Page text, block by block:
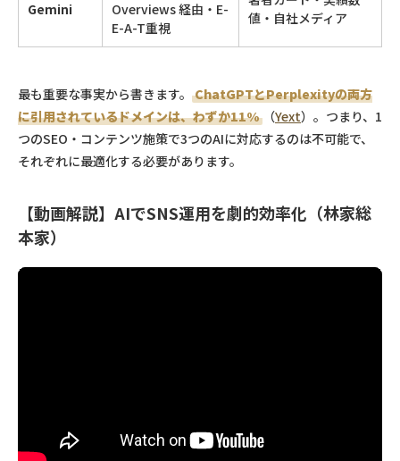
Gemini
Overviews 経由・E-
E-A-T重視
値・自社メディア
最も重要な事実から書きます。 ChatGPTとPerplexityの両方
に引用されているドメインは、わずか11% （Yext）。つまり、1
つのSEO・コンテンツ施策で3つのAIに対応するのは不可能で、
それぞれに最適化する必要があります。
【動画解説】AIでSNS運用を劇的効率化（林家総
本家）